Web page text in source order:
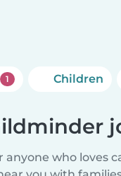
1 Children
anyone who loves